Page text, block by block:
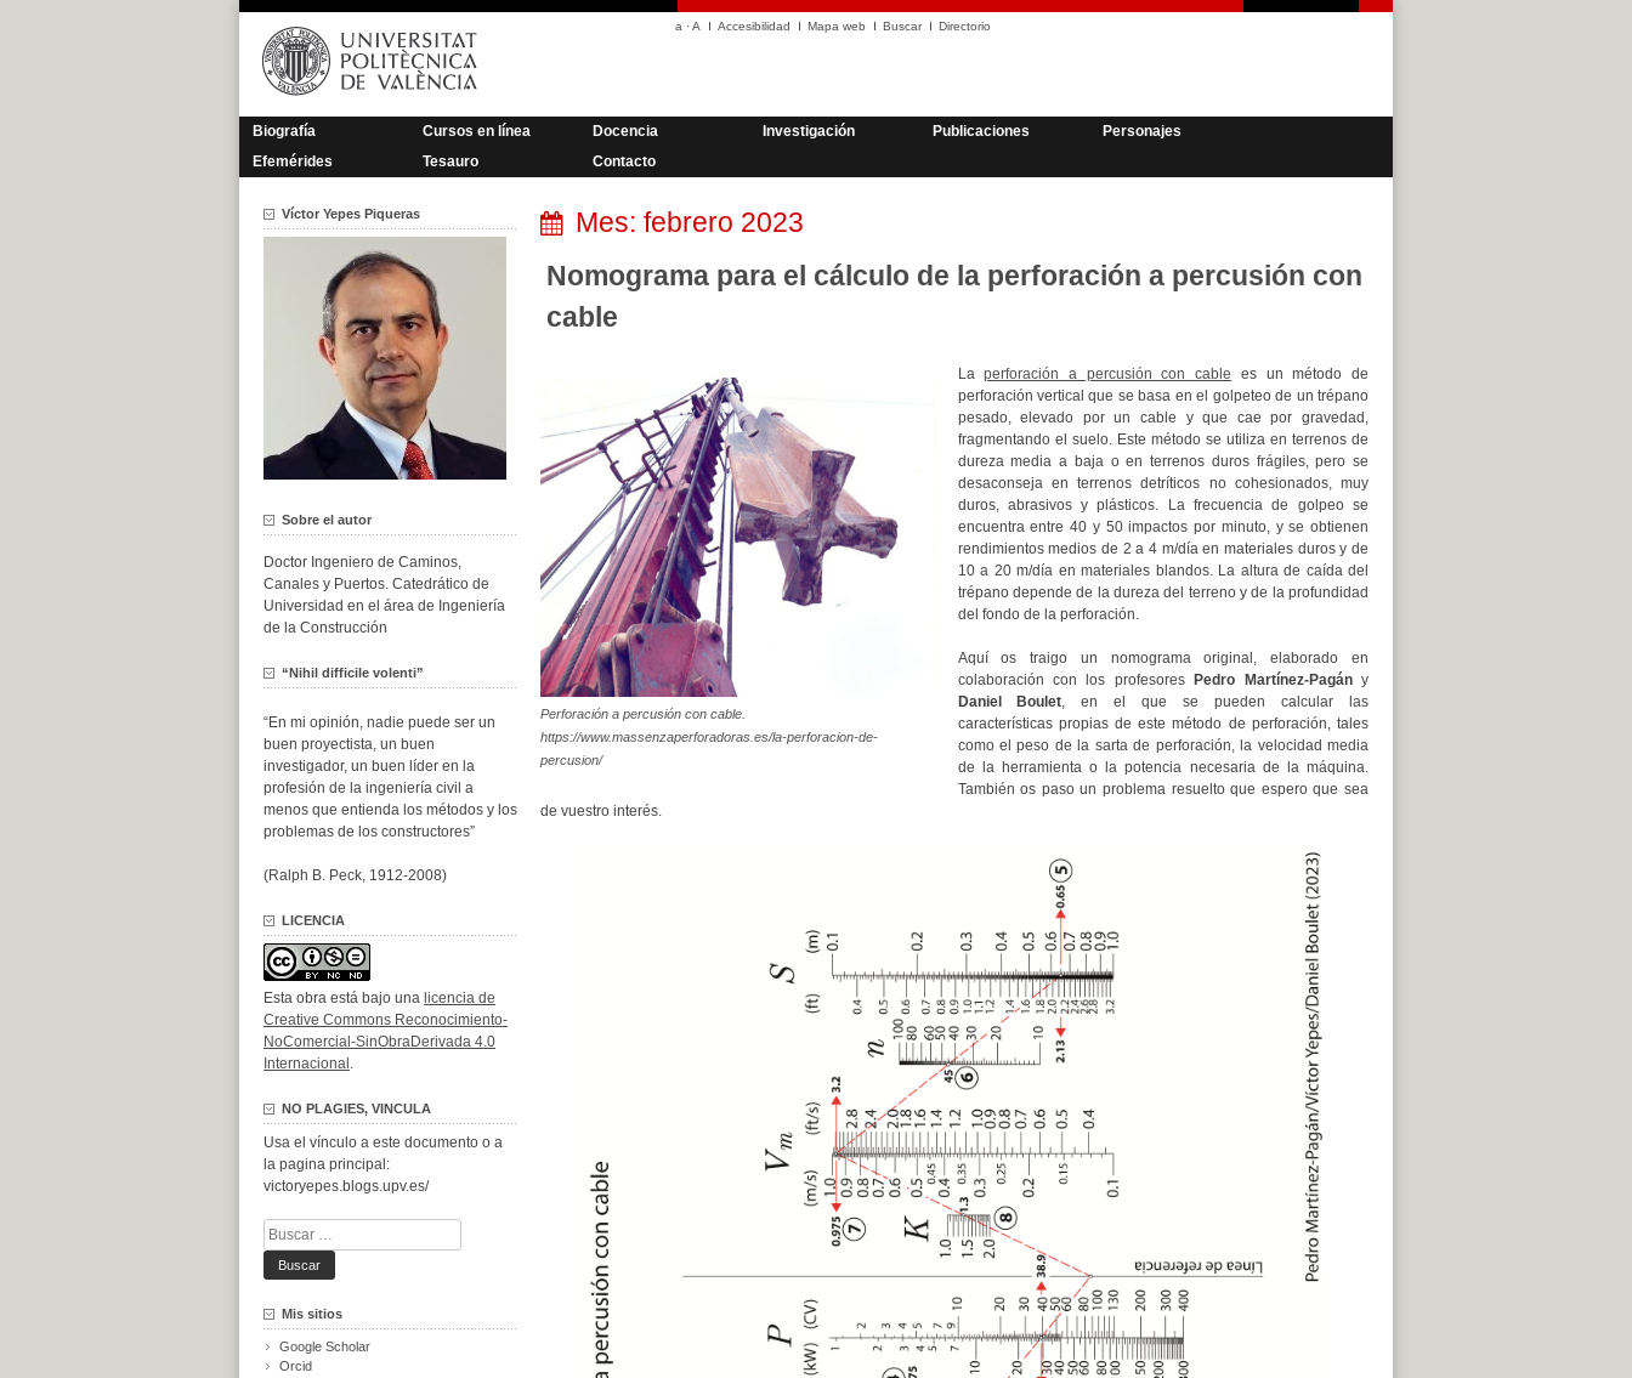
Saltar
contenido
a ·A Accesibilidad Mapa web Buscar Directorio
Biografía Cursos en línea Docencia Investigación Publicaciones
Personajes
Efemérides
Tesauro Contacto
Mes: febrero 2023
Nomograma para el cálculo de la perforación a percusión con
cable
Perforación a percusión con cable.
https://www.massenzaperforadoras.es/la-perforacion-de-
percusion/
Laperforación a percusión con cable es un método de
perforación vertical que se basa en el golpeteo de un trépano
pesado, elevado por un cable y que cae por gravedad,
fragmentando el suelo. Este método se utiliza en terrenos de
dureza media a baja o en terrenos duros frágiles, pero se
desaconseja en terrenos detríticos no cohesionados, muy
duros, abrasivos y plásticos. La frecuencia de golpeo se
encuentra entre 40 y 50 impactos por minuto, y se obtienen
rendimientos medios de 2 a 4 m/día en materiales duros y de
10 a 20 m/día en materiales blandos. La altura de caída del
trépano depende de la dureza del terreno y de la profundidad
del fondo de la perforación.
Aquí os traigo un nomograma original, elaborado en
colaboración con los profesores
Pedro Martínez-Pagány
Daniel Boulet, en el que se pueden calcular las
características propias de este método de perforación, tales
como el peso de la sarta de perforación, la velocidad media
de la herramienta o la potencia necesaria de la máquina.
También os paso un problema resuelto que espero que sea
de vuestro interés.
Víctor Yepes Piqueras
Sobre el autor
Doctor Ingeniero de Caminos,
Canales y Puertos. Catedrático de
Universidad en el área de Ingeniería
de la Construcción
“Nihil difficile volenti”
“En mi opinión, nadie puede ser un
buen proyectista, un buen
investigador, un buen líder en la
profesión de la ingeniería civil a
menos que entienda los métodos y los
problemas de los constructores”
(Ralph B. Peck, 1912-2008)
LICENCIA
Esta obra está bajo una licencia de
Creative Commons Reconocimiento-
NoComercial-SinObraDerivada 4.0
Internacional .
NO PLAGIES, VINCULA
Usa el vínculo a este documento o a
la pagina principal:
victoryepes.blogs.upv.es/
Buscar:
Mis sitios
Google Scholar
Orcid